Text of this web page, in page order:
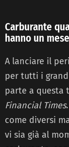
Carburante
hanno un
A lanciare il
per tutti i
parte a questa
Financial Times
come diversi
vi sia già al